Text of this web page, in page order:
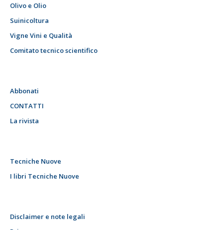
Olivo e Olio
Suinicoltura
Vigne Vini e Qualità
Comitato tecnico scientifico
Abbonati
CONTATTI
La rivista
Tecniche Nuove
I libri Tecniche Nuove
Disclaimer e note legali